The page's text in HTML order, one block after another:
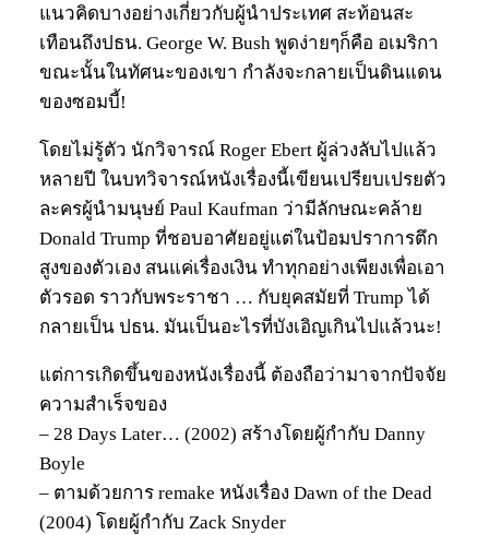
แนวคิดบางอย่างเกี่ยวกับผู้นำประเทศ สะท้อนสะ
เทือนถึงปธน. George W. Bush พูดง่ายๆก็คือ อเมริกา
ขณะนั้นในทัศนะของเขา กำลังจะกลายเป็นดินแดน
ของซอมบี้!
โดยไม่รู้ตัว นักวิจารณ์ Roger Ebert ผู้ล่วงลับไปแล้ว
หลายปี ในบทวิจารณ์หนังเรื่องนี้เขียนเปรียบเปรยตัว
ละครผู้นำมนุษย์ Paul Kaufman ว่ามีลักษณะคล้าย
Donald Trump ที่ชอบอาศัยอยู่แต่ในป้อมปราการตึก
สูงของตัวเอง สนแค่เรื่องเงิน ทำทุกอย่างเพียงเพื่อเอา
ตัวรอด ราวกับพระราชา … กับยุคสมัยที่ Trump ได้
กลายเป็น ปธน. มันเป็นอะไรที่บังเอิญเกินไปแล้วนะ!
แต่การเกิดขึ้นของหนังเรื่องนี้ ต้องถือว่ามาจากปัจจัย
ความสำเร็จของ
– 28 Days Later… (2002) สร้างโดยผู้กำกับ Danny
Boyle
– ตามด้วยการ remake หนังเรื่อง Dawn of the Dead
(2004) โดยผู้กำกับ Zack Snyder